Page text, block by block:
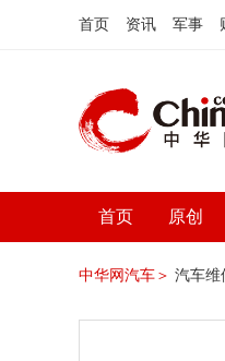
首页 资讯 军事
首页 原创
中华网汽车＞ 汽车维